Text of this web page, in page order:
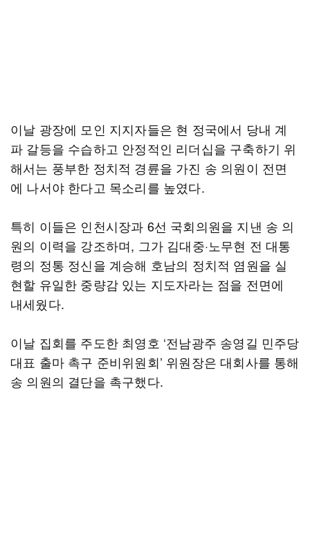
이날 광장에 모인 지지자들은 현 정국에서 당내 계
파 갈등을 수습하고 안정적인 리더십을 구축하기 위
해서는 풍부한 정치적 경륜을 가진 송 의원이 전면
에 나서야 한다고 목소리를 높였다.
특히 이들은 인천시장과 6선 국회의원을 지낸 송 의
원의 이력을 강조하며, 그가 김대중·노무현 전 대통
령의 정통 정신을 계승해 호남의 정치적 염원을 실
현할 유일한 중량감 있는 지도자라는 점을 전면에
내세웠다.
이날 집회를 주도한 최영호 ‘전남광주 송영길 민주당
대표 출마 촉구 준비위원회’ 위원장은 대회사를 통해
송 의원의 결단을 촉구했다.